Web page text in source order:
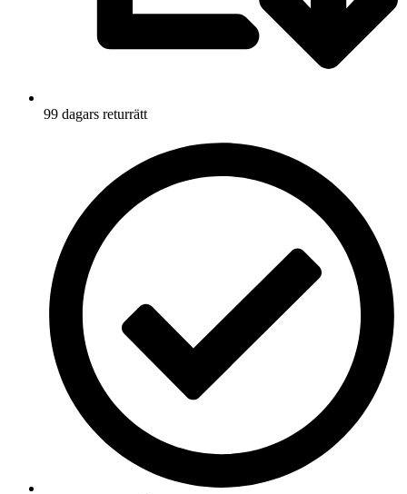
99 dagars returrätt